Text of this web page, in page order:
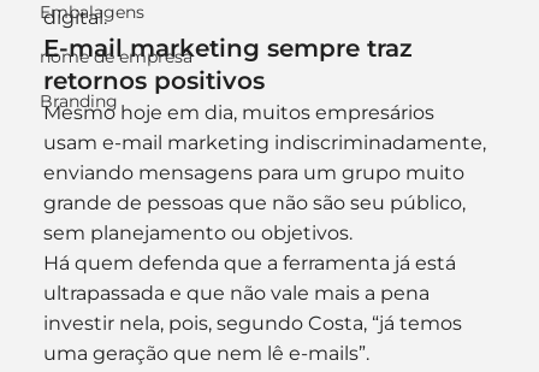
Embalagens
nome de empresa
Branding
digital.
E-mail marketing sempre traz
retornos positivos
Mesmo hoje em dia, muitos empresários
usam e-mail marketing indiscriminadamente,
enviando mensagens para um grupo muito
grande de pessoas que não são seu público,
sem planejamento ou objetivos.
Há quem defenda que a ferramenta já está
ultrapassada e que não vale mais a pena
investir nela, pois, segundo Costa, “já temos
uma geração que nem lê e-mails”.